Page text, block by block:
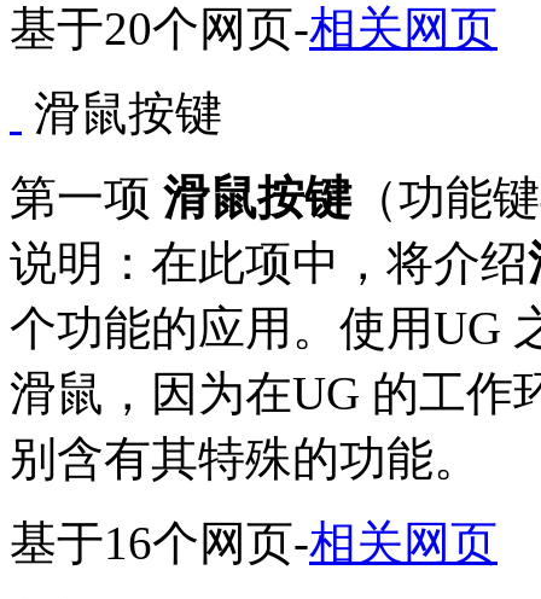
基于20个网页-相关网页
滑鼠按键
第一项 滑鼠按键（功能
说明：在此项中，将介绍
个功能的应用。使用UG
滑鼠，因为在UG 的工作
别含有其特殊的功能。
基于16个网页-相关网页